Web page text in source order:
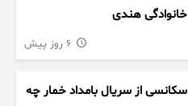
خانوادگی هندی
سکانسی از سریال بامداد خمار چه